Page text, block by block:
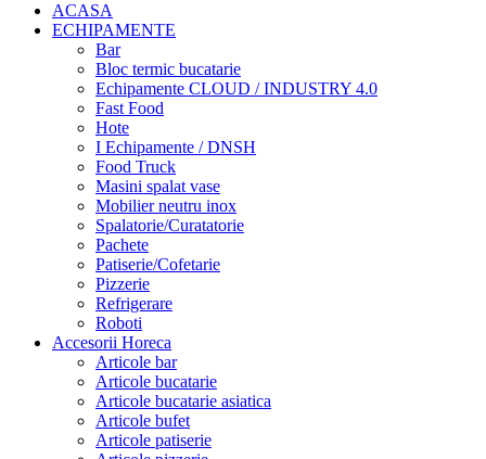
ACASA
ECHIPAMENTE
Bar
Bloc termic bucatarie
Echipamente CLOUD / INDUSTRY 4.0
Fast Food
Hote
I Echipamente / DNSH
Food Truck
Masini spalat vase
Mobilier neutru inox
Spalatorie/Curatatorie
Pachete
Patiserie/Cofetarie
Pizzerie
Refrigerare
Roboti
Accesorii Horeca
Articole bar
Articole bucatarie
Articole bucatarie asiatica
Articole bufet
Articole patiserie